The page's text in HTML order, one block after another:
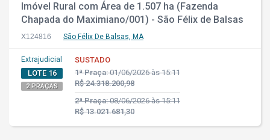
Imóvel Rural com Área de 1.507 ha (Fazenda
Chapada do Maximiano/001) - São Félix de Balsas
- MA
X124816 São Félix De Balsas, MA
Extrajudicial
LOTE 16
2 PRAÇAS
SUSTADO
1ª Praça:01/06/2026 às 15:11
R$ 24.318.200,98
2ª Praça:08/06/2026 às 15:11
R$ 13.021.681,30